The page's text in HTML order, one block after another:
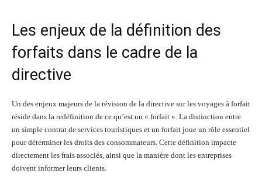
Les enjeux de la définition des
forfaits dans le cadre de la
directive
Un des enjeux majeurs de la révision de la directive sur les voyages à forfait
réside dans la redéfinition de ce qu’est un « forfait ». La distinction entre
un simple contrat de services touristiques et un forfait joue un rôle essentiel
pour déterminer les droits des consommateurs. Cette définition impacte
directement les frais associés, ainsi que la manière dont les entreprises
doivent informer leurs clients.